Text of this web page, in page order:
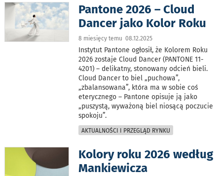
Pantone 2026 – Cloud
Dancer jako Kolor Roku
8 miesięcy temu 08.12.2025
Instytut Pantone ogłosił, że Kolorem Roku
2026 zostaje Cloud Dancer (PANTONE 11-
4201) – delikatny, stonowany odcień bieli.
Cloud Dancer to biel „puchowa”,
„zbalansowana”, która ma w sobie coś
eterycznego – Pantone opisuje ją jako
„puszystą, wyważoną biel niosącą poczucie
spokoju”.
AKTUALNOŚCI I PRZEGLĄD RYNKU
Kolory roku 2026 według
Mankiewicza